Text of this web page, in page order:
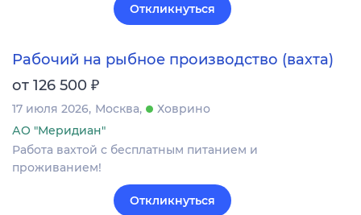
Откликнуться
Рабочий на рыбное производство (вахта)
от 126 500 ₽
17 июля 2026 Москва
Ховрино
АО "Меридиан"
Работа вахтой с бесплатным питанием и
проживанием!
Откликнуться